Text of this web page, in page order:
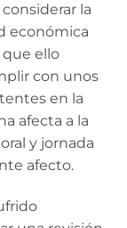
la
económica
que ello
con unos
en la
afecta a la
y jornada
afecto.